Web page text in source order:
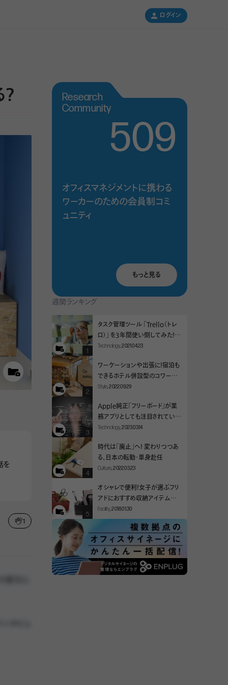
ログイン
ログイン
を
1
Research
Community
509
オフィスマネジメントに携わる
ワーカーのための会員制コミ
ュニティ
もっと見る
週間ランキング
タスク管理ツール 「Trello（トレ
ロ）」 を3年間使い倒してみた！～
導入時に大切な3つのこと～
Technology, 2021.04.23
ワーケーションや出張に！宿泊も
できるホテル併設型のコワーキ
ングスペース
Style, 2022.09.29
Apple純正「フリーボード」が業
務アプリとしても注目されている
理由
Technology, 2023.03.14
時代は「廃止」へ！ 変わりつつあ
る、日本の転勤・単身赴任
Culture, 2022.03.23
オシャレで便利！女子が選ぶフリ
アドにおすすめ収納アイテム徹
底比較
Facility, 2018.01.30